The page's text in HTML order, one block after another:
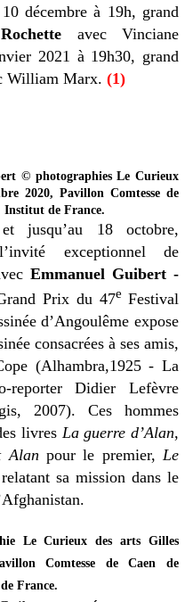
décembre à 19h, grand
avec Vinciane
2021 à 19h30, grand
William Marx. (1)
© photographies Le Curieux
2020, Pavillon Comtesse de
Institut de France.
jusqu’au 18 octobre,
exceptionnel de
Emmanuel Guibert -
Prix du 47e Festival
d’Angoulême expose
consacrées à ses amis,
(Alhambra,1925 - La
reporter Didier Lefèvre
2007). Ces hommes
livres La guerre d’Alan,
Alan pour le premier, Le
sa mission dans le
Le Curieux des arts Gilles
Comtesse de Caen de
France.